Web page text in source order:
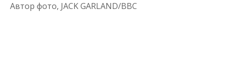
Автор фото, JACK GARLAND/BBC